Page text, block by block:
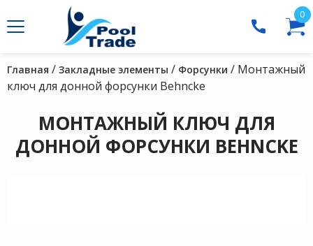
0
Главная / Закладные элементы / Форсунки / Монтажный
ключ для донной форсунки Behncke
МОНТАЖНЫЙ КЛЮЧ ДЛЯ
ДОННОЙ ФОРСУНКИ BEHNCKE